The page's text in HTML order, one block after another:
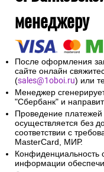
Введенная
предоставлена
случаев,
3.
менеджеру
После оформления
сайте онлайн
(sales@1oboi.ru) или
Менеджер
"Сбербанк" и